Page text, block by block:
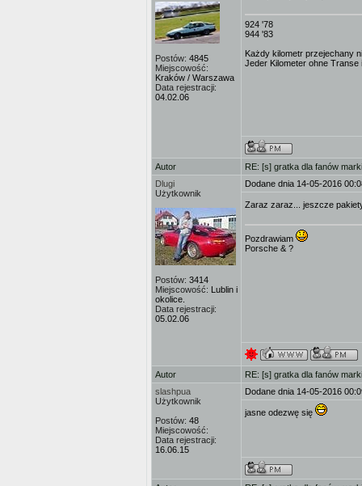
Postów: 4845
Miejscowość:
Kraków / Warszawa
Data rejestracji:
04.02.06
924 '78
944 '83
Każdy kilometr przejechany
Jeder Kilometer ohne
Autor
RE: [s] gratka dla fanów marki
Dlugi
Użytkownik
Postów: 3414
Miejscowość: Lublin i
okolice.
Data rejestracji:
05.02.06
Dodane dnia 14-05-2016
Zaraz zaraz... jeszcze
Pozdrawiam
Porsche & ?
Autor
RE: [s] gratka dla fanów marki
slashpua
Użytkownik
Postów: 48
Miejscowość:
Data rejestracji:
16.06.15
Dodane dnia 14-05-2016
jasne odezwę się